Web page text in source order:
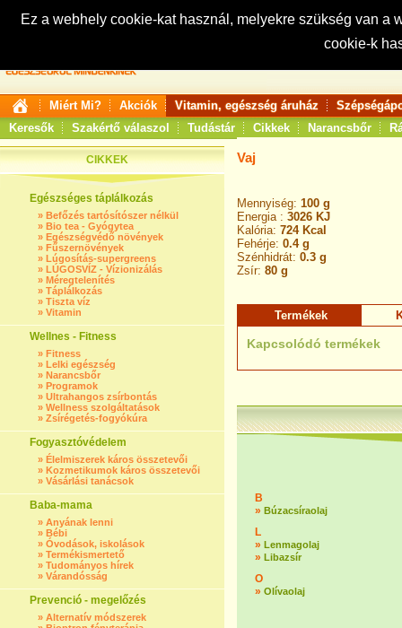
Ez a webhely cookie-kat használ, melyekre szükség van
cookie-k
Keresés:
Miért Mi? Akciók Vitamin, egészség áruház
Keresők
Szakértő válaszol Tudástár Cikkek Narancsbőr
CIKKEK
Egészséges táplálkozás
» Befőzés tartósítószer nélkül
» Bio tea - Gyógytea
» Egészségvédő növények
» Fűszernövények
» Lúgosítás-supergreens
» LÚGOSVÍZ - Vízionizálás
» Méregtelenítés
» Táplálkozás
» Tiszta víz
» Vitamin
Wellnes - Fitness
» Fitness
» Lelki egészség
» Narancsbőr
» Programok
» Ultrahangos zsírbontás
» Wellness szolgáltatások
» Zsírégetés-fogyókúra
Fogyasztóvédelem
» Élelmiszerek káros összetevői
» Kozmetikumok káros összetevői
» Vásárlási tanácsok
Baba-mama
» Anyának lenni
» Bébi
» Óvodások, iskolások
» Termékismertető
» Tudományos hírek
» Várandósság
Prevenció - megelőzés
» Alternatív módszerek
Vaj
Mennyiség: 100 g
Energia : 3026 KJ
Kalória: 724 Kcal
Fehérje: 0.4 g
Szénhidrát: 0.3 g
Zsír: 80 g
Termékek
Kapcsolódó termékek
B
» Búzacsíraolaj
L
» Lenmagolaj
» Libazsír
O
» Olívaolaj